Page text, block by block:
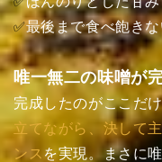
✅最後まで食べ飽き
唯一無二の味噌が
完成したのがここだ
立てながら、決して
ンス を実現。まさに